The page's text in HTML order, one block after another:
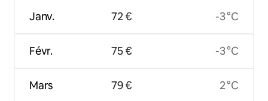
Janv.
Févr.
Mars
72 €
75 €
79 €
-3 °C
-3 °C
2 °C